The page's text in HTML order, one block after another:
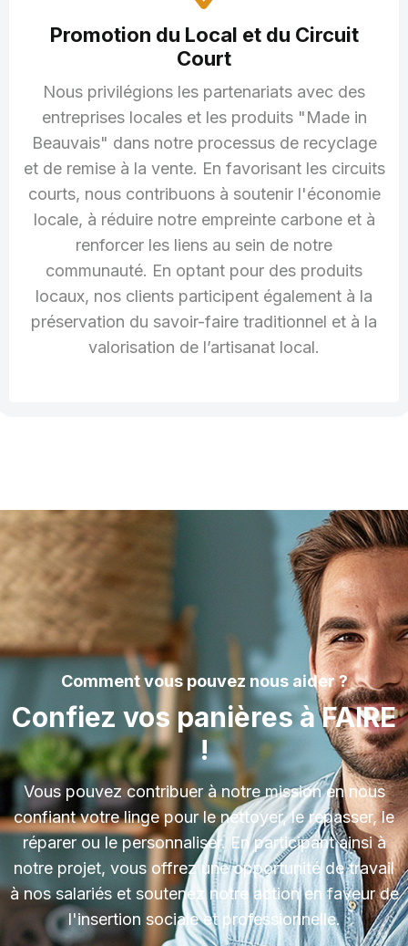
Promotion du Local et du Circuit
Court
Nous privilégions les partenariats avec des
entreprises locales et les produits "Made in
Beauvais" dans notre processus de recyclage
et de remise à la vente. En favorisant les circuits
courts, nous contribuons à soutenir l'économie
locale, à réduire notre empreinte carbone et à
renforcer les liens au sein de notre
communauté. En optant pour des produits
locaux, nos clients participent également à la
préservation du savoir-faire traditionnel et à la
valorisation de l’artisanat local.
Comment vous pouvez nous aider ?
Confiez vos panières à FAIRE
!
Vous pouvez contribuer à notre mission en nous
confiant votre linge pour le nettoyer, le repasser, le
réparer ou le personnaliser. En participant ainsi à
notre projet, vous offrez une opportunité de travail
à nos salariés et soutenez notre action en faveur de
l'insertion sociale et professionnelle.